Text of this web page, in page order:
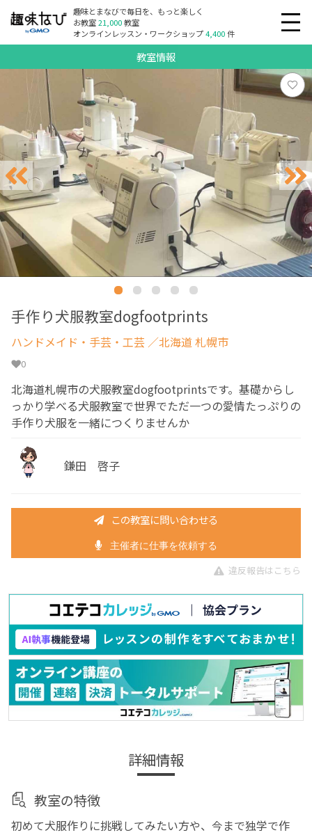
趣味とまなびで毎日を、もっと楽しく
お教室21,000教室
オンラインレッスン・ワークショップ4,400件
教室情報
手作り犬服教室dogfootprints
ハンドメイド・手芸・工芸 ／北海道 札幌市
0
北海道札幌市の犬服教室dogfootprintsです。基礎からし
っかり学べる犬服教室で世界でただ一つの愛情たっぷりの
手作り犬服を一緒につくりませんか
鎌田 啓子
この教室に問い合わせる
主催者に仕事を依頼する
違反報告はこちら
詳細情報
教室の特徴
初めて犬服作りに挑戦してみたい方や、今まで独学で作